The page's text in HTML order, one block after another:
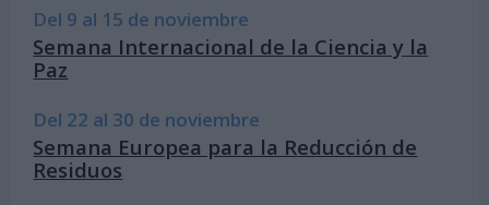
Del 9 al 15 de noviembre
Semana Internacional de la Ciencia y la
Paz
Del 22 al 30 de noviembre
Semana Europea para la Reducción de
Residuos